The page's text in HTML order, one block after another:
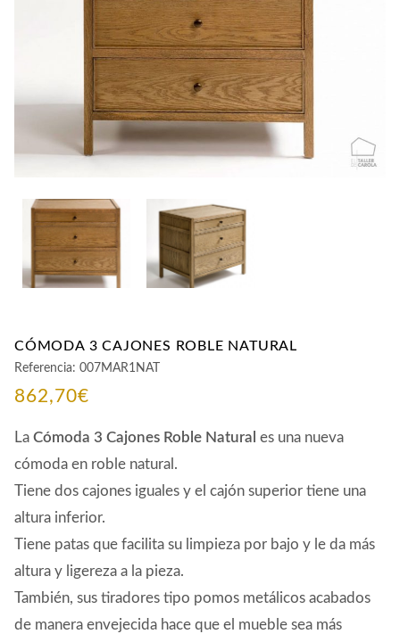
CONTACTO
CÓMODA 3 CAJONES ROBLE NATURAL
Referencia: 007MAR1NAT
862,70€
La Cómoda 3 Cajones Roble Natural es una nueva
cómoda en roble natural.
Tiene dos cajones iguales y el cajón superior tiene una
altura inferior.
Tiene patas que facilita su limpieza por bajo y le da más
altura y ligereza a la pieza.
También, sus tiradores tipo pomos metálicos acabados
de manera envejecida hace que el mueble sea más